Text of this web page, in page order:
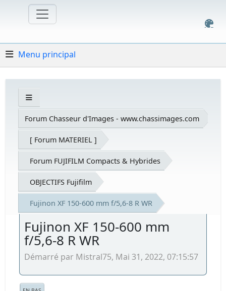
Menu principal
Forum Chasseur d'Images - www.chassimages.com
[ Forum MATERIEL ]
Forum FUJIFILM Compacts & Hybrides
OBJECTIFS Fujifilm
Fujinon XF 150-600 mm f/5,6-8 R WR
Fujinon XF 150-600 mm
f/5,6-8 R WR
Démarré par Mistral75, Mai 31, 2022, 07:15:57